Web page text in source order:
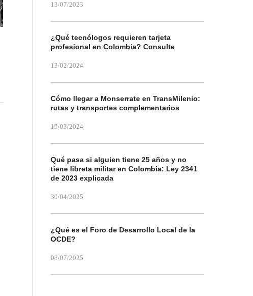
13/07/2023
¿Qué tecnólogos requieren tarjeta
profesional en Colombia? Consulte
13/02/2024
Cómo llegar a Monserrate en TransMilenio:
rutas y transportes complementarios
19/03/2024
Qué pasa si alguien tiene 25 años y no
tiene libreta militar en Colombia: Ley 2341
de 2023 explicada
30/04/2025
¿Qué es el Foro de Desarrollo Local de la
OCDE?
08/07/2025